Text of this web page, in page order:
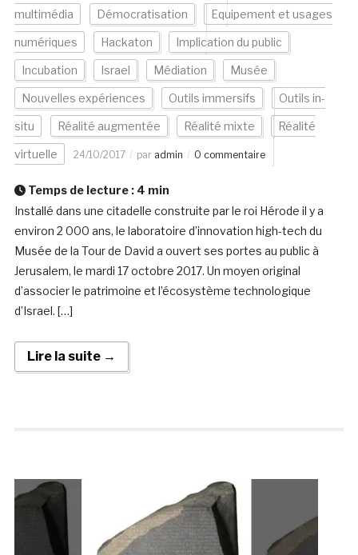
multimédia Démocratisation Equipement et usages
numériques Hackaton Implication du public
Incubation Israel Médiation Musée
Nouvelles expériences Outils immersifs Outils in-
situ Réalité augmentée Réalité mixte Réalité
virtuelle 24/10/2017 par admin 0 commentaire
Temps de lecture : 4 min
Installé dans une citadelle construite par le roi Hérode il y a
environ 2 000 ans, le laboratoire d’innovation high-tech du
Musée de la Tour de David a ouvert ses portes au public à
Jerusalem, le mardi 17 octobre 2017. Un moyen original
d’associer le patrimoine et l’écosystème technologique
d’Israel. […]
Lire la suite →